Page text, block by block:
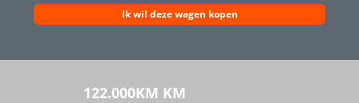
Ik wil deze wagen kopen
122.000KM KM